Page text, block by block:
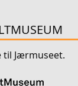
til Jærmuseet.